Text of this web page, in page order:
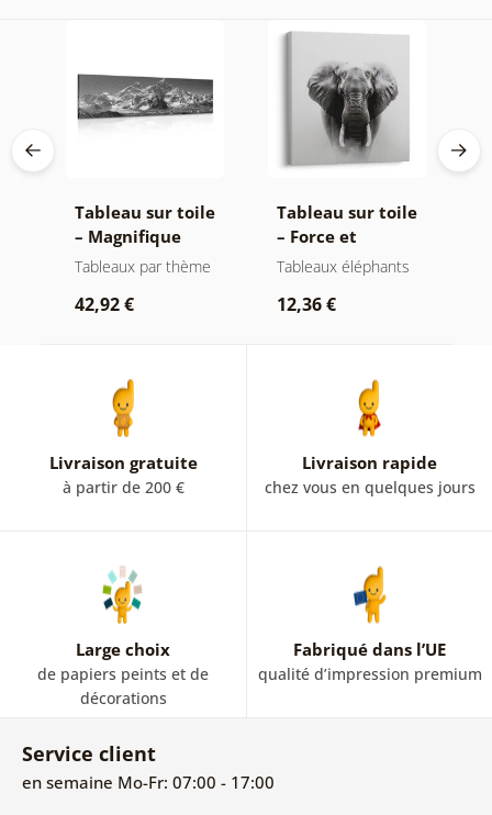
Tableau sur toile
– Magnifique
sommet de
et blanc
Tableaux par thème
42,92 €
Tableau sur toile
– Force et
sérénité de
Tableaux éléphants
12,36 €
Livraison gratuite
à partir de 200 €
Livraison rapide
chez vous en quelques jours
Large choix
de papiers peints et de
décorations
Fabriqué dans l’UE
qualité d’impression premium
Service client
en semaine Mo-Fr: 07:00 - 17:00